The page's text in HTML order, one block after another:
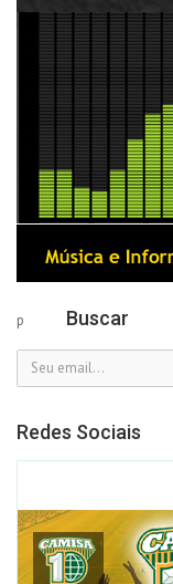
p Buscar
Redes Sociais